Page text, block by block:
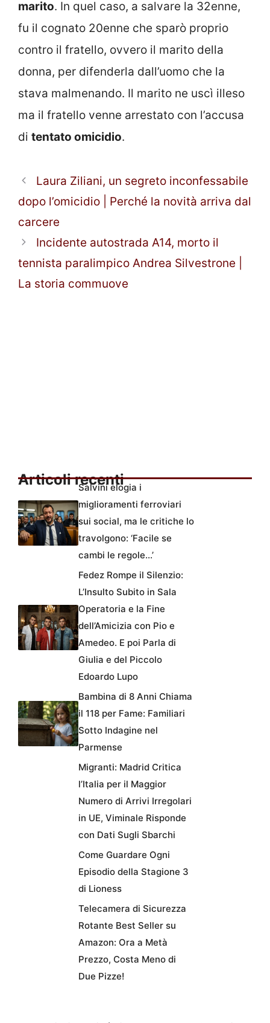
marito. In quel caso, a salvare la 32enne,
fu il cognato 20enne che sparò proprio
contro il fratello, ovvero il marito della
donna, per difenderla dall’uomo che la
stava malmenando. Il marito ne uscì illeso
ma il fratello venne arrestato con l’accusa
di tentato omicidio.
Laura Ziliani, un segreto inconfessabile
dopo l’omicidio | Perché la novità arriva dal
carcere
Incidente autostrada A14, morto il
tennista paralimpico Andrea Silvestrone |
La storia commuove
Articoli recenti
Salvini elogia i
miglioramenti ferroviari
sui social, ma le critiche lo
travolgono: ‘Facile se
cambi le regole…’
Fedez Rompe il Silenzio:
L’Insulto Subito in Sala
Operatoria e la Fine
dell’Amicizia con Pio e
Amedeo. E poi Parla di
Giulia e del Piccolo
Edoardo Lupo
Bambina di 8 Anni Chiama
il 118 per Fame: Familiari
Sotto Indagine nel
Parmense
Migranti: Madrid Critica
l’Italia per il Maggior
Numero di Arrivi Irregolari
in UE, Viminale Risponde
con Dati Sugli Sbarchi
Come Guardare Ogni
Episodio della Stagione 3
di Lioness
Telecamera di Sicurezza
Rotante Best Seller su
Amazon: Ora a Metà
Prezzo, Costa Meno di
Due Pizze!